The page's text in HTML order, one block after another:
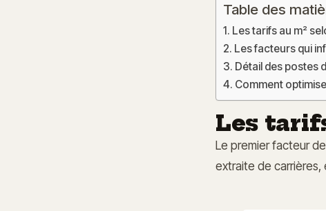
Table des
Les tarifs au m²
Les facteurs qui
Détail des postes
Comment
Les
Le premier facteur
extraite de carrières,